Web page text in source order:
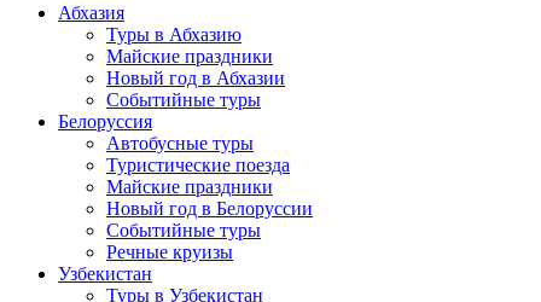
Абхазия
Туры в Абхазию
Майские праздники
Новый год в Абхазии
Событийные туры
Белоруссия
Автобусные туры
Туристические поезда
Майские праздники
Новый год в Белоруссии
Событийные туры
Речные круизы
Узбекистан
Туры в Узбекистан